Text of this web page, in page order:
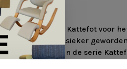
x 220cm
werd de serie Kattefot voor
meteen een klassieker
ontwerpen van de serie
en de kleuren in de nabije